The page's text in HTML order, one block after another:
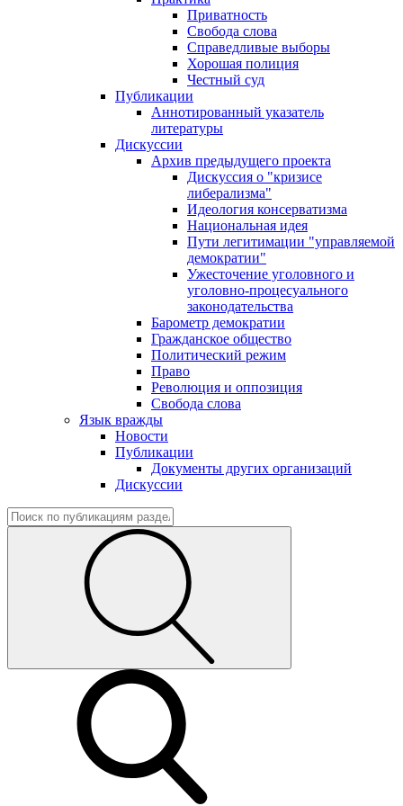
Приватность
Свобода слова
Справедливые выборы
Хорошая полиция
Честный суд
Публикации
Аннотированный указатель
литературы
Дискуссии
Архив предыдущего проекта
Дискуссия о "кризисе
либерализма"
Идеология консерватизма
Национальная идея
Пути легитимации "управляемой
демократии"
Ужесточение уголовного и
уголовно-процесуального
законодательства
Барометр демократии
Гражданское общество
Политический режим
Право
Революция и оппозиция
Свобода слова
Язык вражды
Новости
Публикации
Документы других организаций
Дискуссии